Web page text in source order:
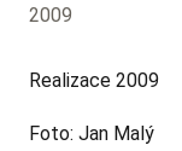
2009
Realizace 2009
Foto: Jan Malý